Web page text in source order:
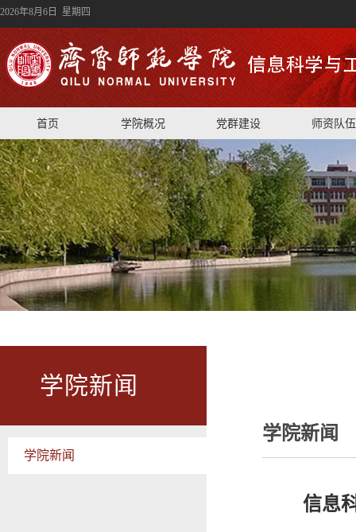
2026年8月6日 星期四
首页 学院概况 党群建设 师资队伍
学院新闻
学院新闻
学院新闻
信息